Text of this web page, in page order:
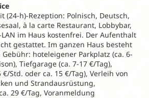
(24-h)-Rezeption: Polnisch, Deutsch,
à la carte Restaurant, Lobbybar,
im Haus kostenfrei. Der Aufenthalt
gestattet. Im ganzen Haus besteht
Gebühr: hoteleigener Parkplatz (ca. 6-
Tiefgarage (ca. 7-17 €/Tag),
Std. oder ca. 15 €/Tag), Verleih von
und Strandausrüstung,
29 €/Tag, Voranmeldung